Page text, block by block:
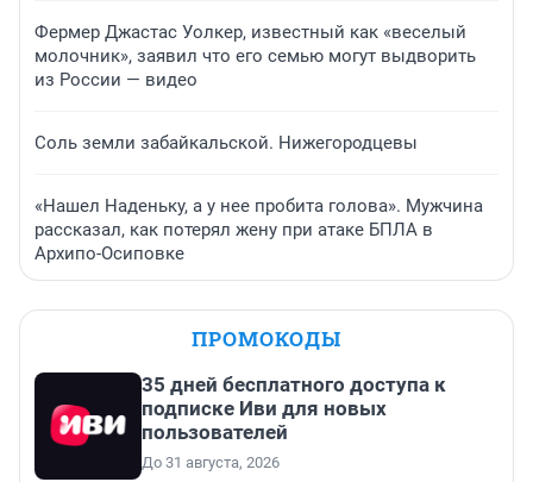
Фермер Джастас Уолкер, известный как «веселый
молочник», заявил что его семью могут выдворить
из России — видео
Соль земли забайкальской. Нижегородцевы
«Нашел Наденьку, а у нее пробита голова». Мужчина
рассказал, как потерял жену при атаке БПЛА в
Архипо-Осиповке
ПРОМОКОДЫ
35 дней бесплатного доступа к
подписке Иви для новых
пользователей
До 31 августа, 2026